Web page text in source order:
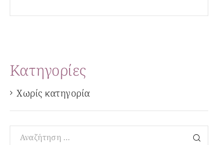
Kατηγορίες
Χωρίς κατηγορία